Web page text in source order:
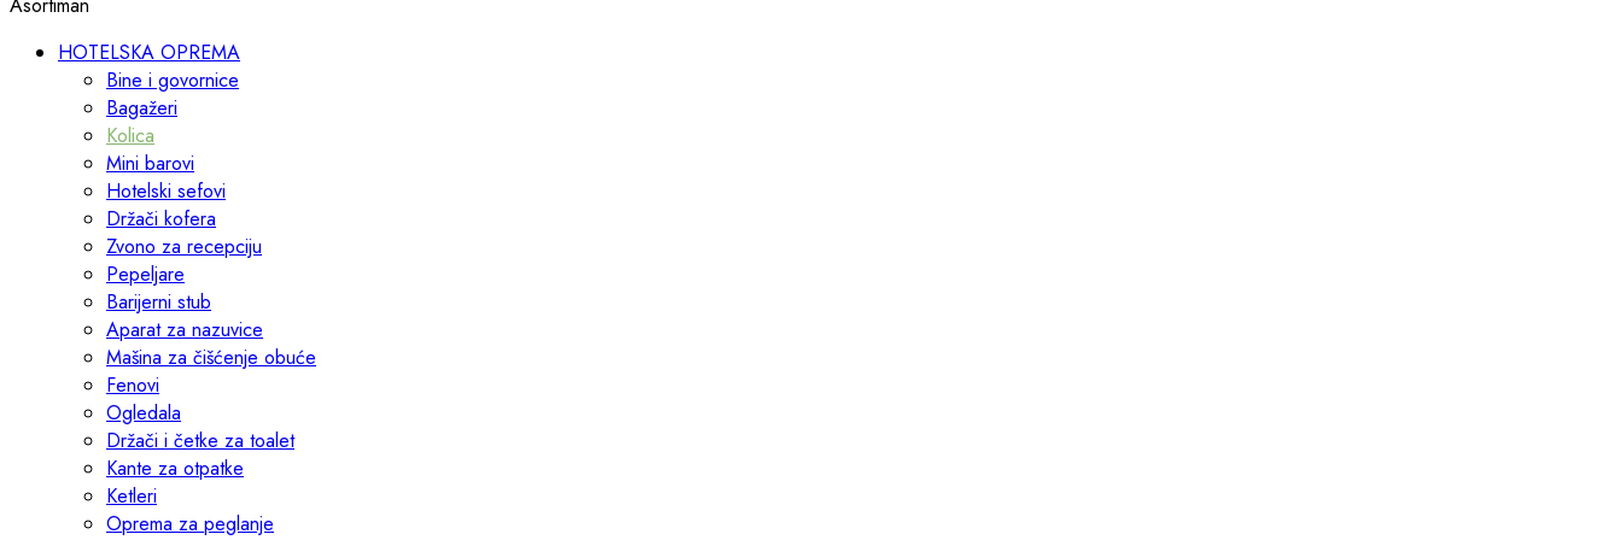
HOTELSKA OPREMA
Bine i govornice
Bagažeri
Kolica
Mini barovi
Hotelski sefovi
Držači kofera
Zvono za recepciju
Pepeljare
Barijerni stub
Aparat za nazuvice
Mašina za čišćenje obuće
Fenovi
Ogledala
Držači i četke za toalet
Kante za otpatke
Ketleri
Oprema za peglanje